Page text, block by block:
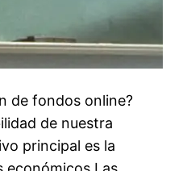
de fondos online?
de nuestra
principal es la